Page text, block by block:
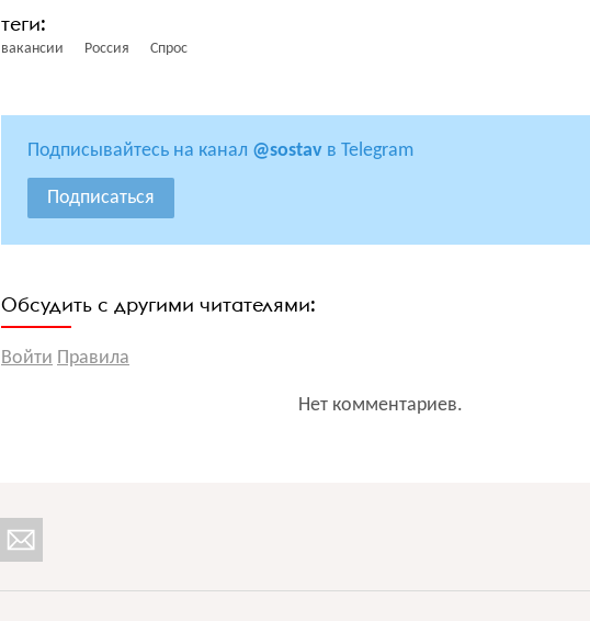
вакансии Россия Спрос
Подписывайтесь на канал @sostav в Telegram
Подписаться
Обсудить с другими читателями:
Войти Правила
Нет комментариев.